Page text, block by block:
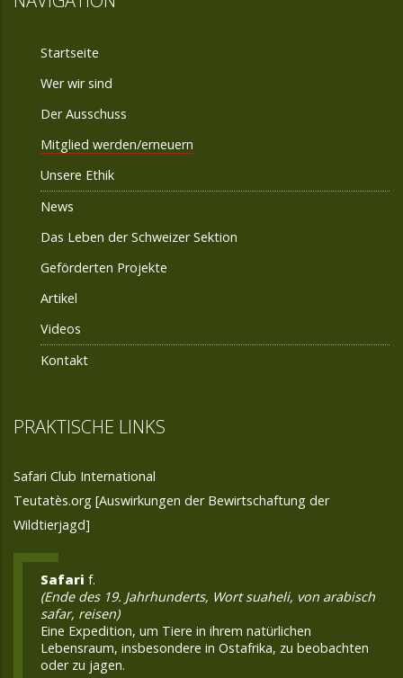
Startseite
Wer wir sind
Der Ausschuss
Mitglied werden/erneuern
Unsere Ethik
News
Das Leben der Schweizer Sektion
Geförderten Projekte
Artikel
Videos
Kontakt
PRAKTISCHE LINKS
Safari Club International
Teutatès.org [Auswirkungen der Bewirtschaftung der
Wildtierjagd]
Safari f.
(Ende des 19. Jahrhunderts, Wort suaheli, von arabisch
safar, reisen)
Eine Expedition, um Tiere in ihrem natürlichen
Lebensraum, insbesondere in Ostafrika, zu beobachten
oder zu jagen.